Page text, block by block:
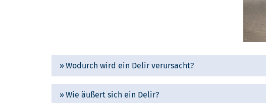
Wodurch wird ein Delir verursacht?
Wie äußert sich ein Delir?